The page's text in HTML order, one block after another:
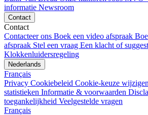
informatie Newsroom
Contact
Contact
Contacteer ons Boek een video afspraak
afspraak Stel een vraag Een klacht of
Klokkenluidersregeling
Nederlands
Français
Privacy Cookiebeleid Cookie-keuze wijzigen
statistieken Informatie & voorwaarden
toegankelijkheid Veelgestelde vragen
Français